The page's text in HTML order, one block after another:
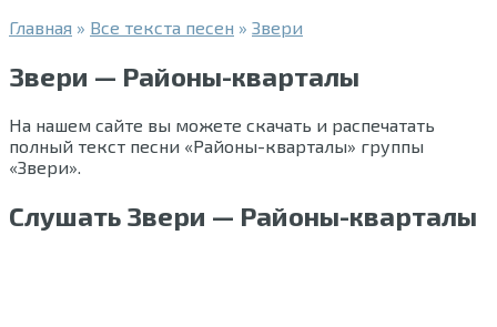
Главная » Все текста песен » Звери
Звери — Районы-кварталы
На нашем сайте вы можете скачать и распечатать
полный текст песни «Районы-кварталы» группы
«Звери».
Слушать Звери — Районы-кварталы